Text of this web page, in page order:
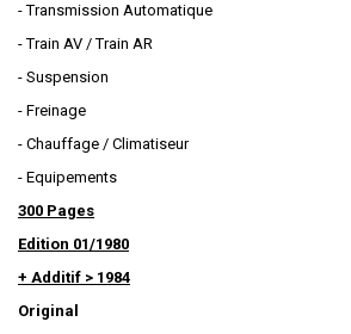
- Transmission Automatique
- Train AV / Train AR
- Suspension
- Freinage
- Chauffage / Climatiseur
- Equipements
300 Pages
Edition 01/1980
+ Additif > 1984
Original